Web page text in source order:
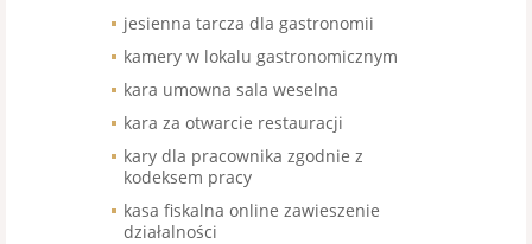
jesienna tarcza dla gastronomii
kamery w lokalu gastronomicznym
kara umowna sala weselna
kara za otwarcie restauracji
kary dla pracownika zgodnie z
kodeksem pracy
kasa fiskalna online zawieszenie
działalności